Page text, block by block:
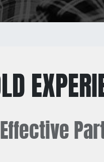
Effective